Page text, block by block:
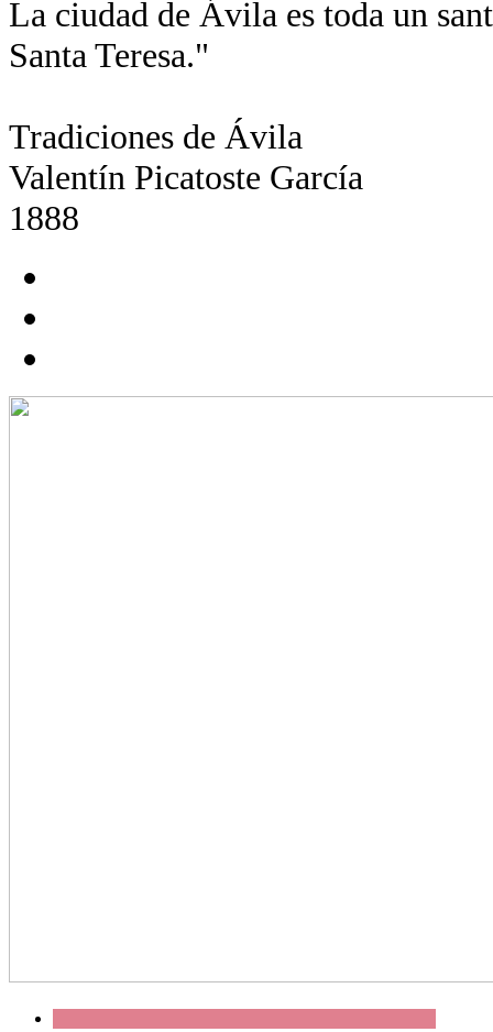
La ciudad de Ávila es toda un
Santa Teresa."
Tradiciones de Ávila
Valentín Picatoste García
1888